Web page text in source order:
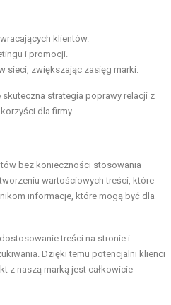
klientów.
i promocji.
sieci, zwiększając zasięg marki.
strategia poprawy relacji z
dla firmy.
bez konieczności stosowania
tworzeniu wartościowych treści, które
informacje, które mogą być dla
treści na stronie i
Dzięki temu potencjalni klienci
z naszą marką jest całkowicie